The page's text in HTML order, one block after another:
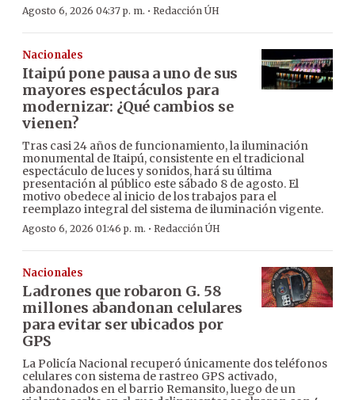
Agosto 6, 2026 04:37 p. m. · Redacción ÚH
Nacionales
Itaipú pone pausa a uno de sus
mayores espectáculos para
modernizar: ¿Qué cambios se
vienen?
Tras casi 24 años de funcionamiento, la iluminación
monumental de Itaipú, consistente en el tradicional
espectáculo de luces y sonidos, hará su última
presentación al público este sábado 8 de agosto. El
motivo obedece al inicio de los trabajos para el
reemplazo integral del sistema de iluminación vigente.
Agosto 6, 2026 01:46 p. m. · Redacción ÚH
Nacionales
Ladrones que robaron G. 58
millones abandonan celulares
para evitar ser ubicados por
GPS
La Policía Nacional recuperó únicamente dos teléfonos
celulares con sistema de rastreo GPS activado,
abandonados en el barrio Remansito, luego de un